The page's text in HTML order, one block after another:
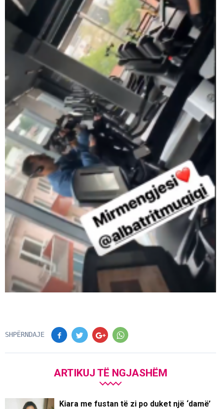
SHPËRNDAJE
ARTIKUJ TË NGJASHËM
Kiara me fustan të zi po duket një ‘damë’